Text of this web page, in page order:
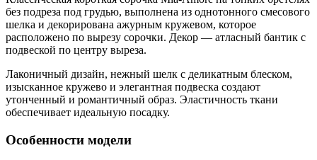
без подреза под грудью, выполнена из однотонного смесового
шелка и декорирована ажурным кружевом, которое
расположено по вырезу сорочки. Декор — атласный бантик с
подвеской по центру выреза.
Лаконичный дизайн, нежный шелк с деликатным блеском,
изысканное кружево и элегантная подвеска создают
утонченный и романтичный образ. Эластичность ткани
обеспечивает идеальную посадку.
Особенности модели